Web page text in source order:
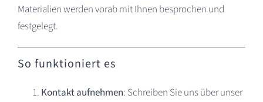
Materialien werden vorab mit Ihnen besprochen und
festgelegt.
So funktioniert es
Kontakt aufnehmen: Schreiben Sie uns über unser